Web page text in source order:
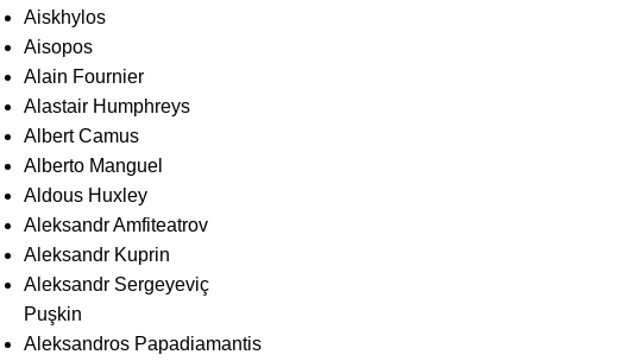
Aiskhylos
Aisopos
Alain Fournier
Alastair Humphreys
Albert Camus
Alberto Manguel
Aldous Huxley
Aleksandr Amfiteatrov
Aleksandr Kuprin
Aleksandr Sergeyeviç
Puşkin
Aleksandros Papadiamantis